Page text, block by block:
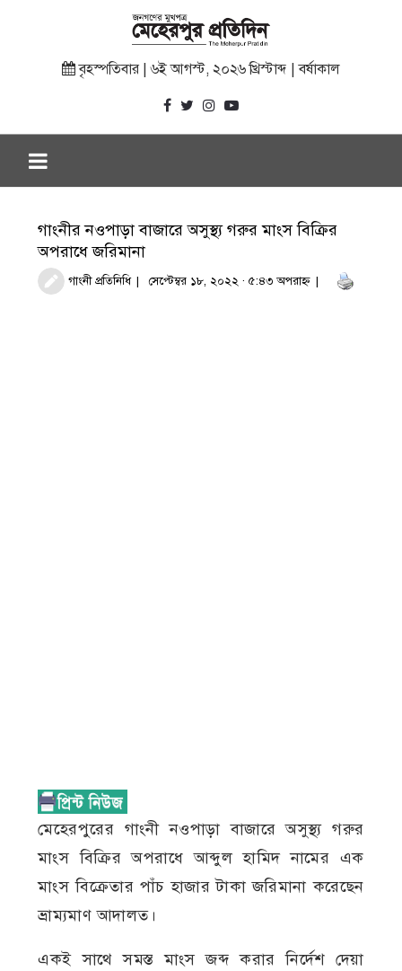
বৃহস্পতিবার | ৬ই আগস্ট, ২০২৬ খ্রিস্টাব্দ | বর্ষাকাল
গাংনীর নওপাড়া বাজারে অসুস্থ্য গরুর মাংস বিক্রির
অপরাধে জরিমানা
গাংনী প্রতিনিধি সেপ্টেম্বর ১৮, ২০২২ · ৫:৪৩ অপরাহ্ণ
মেহেরপুরের গাংনী নওপাড়া বাজারে অসুস্থ্য গরুর
মাংস বিক্রির অপরাধে আব্দুল হামিদ নামের এক
মাংস বিক্রেতার পাঁচ হাজার টাকা জরিমানা করেছেন
ভ্রাম্যমাণ আদালত।
একই সাথে সমস্ত মাংস জব্দ করার নির্দেশ দেয়া